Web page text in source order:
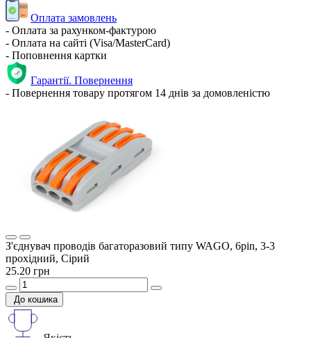
Оплата замовлень
- Оплата за рахунком-фактурою
- Оплата на сайті (Visa/MasterCard)
- Поповнення картки
Гарантії. Повернення
- Повернення товару протягом 14 днів за домовленістю
З'єднувач проводів багаторазовий типу WAGO, 6pin, 3-3
прохідний, Сірий
25.20 грн
До кошика